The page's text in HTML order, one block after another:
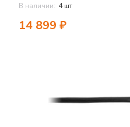
В наличии: 4 шт
14 899 ₽